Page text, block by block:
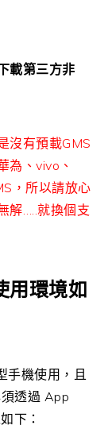
載第三方非
沒有預載GMS
為、vivo、
，所以請放心
解…..就換個支
用環境如
手機使用，且
透過 App
下：